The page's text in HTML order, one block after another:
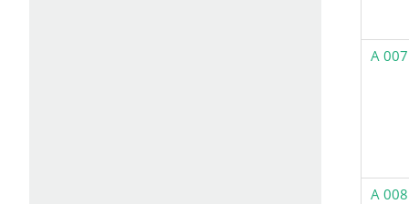
A 007
A 008